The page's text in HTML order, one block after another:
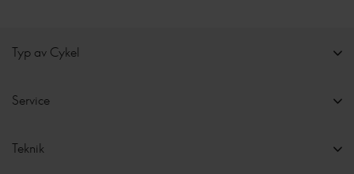
Typ av Cykel
Service
Teknik